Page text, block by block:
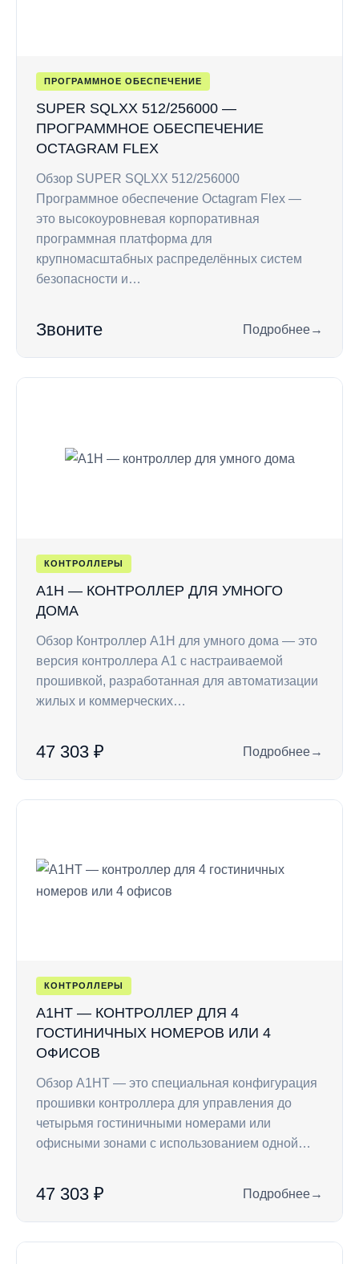
ПРОГРАММНОЕ ОБЕСПЕЧЕНИЕ
SUPER SQLXX 512/256000 —
ПРОГРАММНОЕ ОБЕСПЕЧЕНИЕ
OCTAGRAM FLEX
Обзор SUPER SQLXX 512/256000
Программное обеспечение Octagram Flex —
это высокоуровневая корпоративная
программная платформа для
крупномасштабных распределённых систем
безопасности и…
Звоните Подробнее
: SUPER SQLXX
→
КОНТРОЛЛЕРЫ
A1H — КОНТРОЛЛЕР ДЛЯ УМНОГО
ДОМА
Обзор Контроллер A1H для умного дома — это
версия контроллера A1 с настраиваемой
прошивкой, разработанная для автоматизации
жилых и коммерческих…
47 303 ₽ Подробнее
: A1H —
→
КОНТРОЛЛЕРЫ
A1HT — КОНТРОЛЛЕР ДЛЯ 4
ГОСТИНИЧНЫХ НОМЕРОВ ИЛИ 4
ОФИСОВ
Обзор A1HT — это специальная конфигурация
прошивки контроллера для управления до
четырьмя гостиничными номерами или
офисными зонами с использованием одной…
47 303 ₽ Подробнее
: A1HT —
→